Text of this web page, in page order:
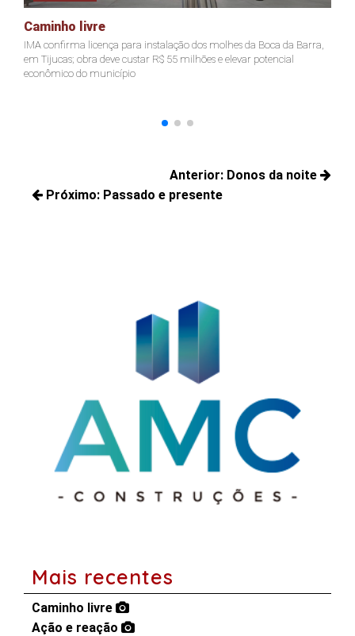
Caminho livre
IMA confirma licença para instalação dos molhes da Boca da Barra,
em Tijucas; obra deve custar R$ 55 milhões e elevar potencial
econômico do município
de
Anterior: Donos da noite
Próximo: Passado e presente
Mais recentes
Caminho livre
Ação e reação